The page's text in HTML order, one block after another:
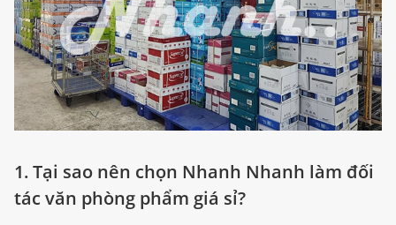
1. Tại sao nên chọn Nhanh Nhanh làm đối
tác văn phòng phẩm giá sỉ?